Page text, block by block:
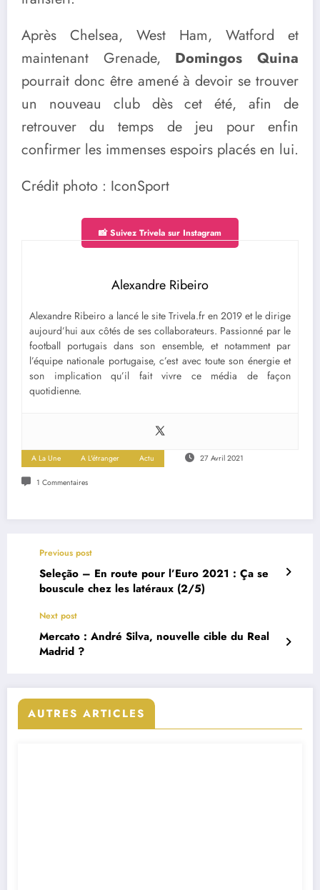
Après Chelsea, West Ham, Watford et
maintenant Grenade, Domingos Quina
pourrait donc être amené à devoir se trouver
un nouveau club dès cet été, afin de
retrouver du temps de jeu pour enfin
confirmer les immenses espoirs placés en lui.
Crédit photo : IconSport
📸 Suivez Trivela sur Instagram
Alexandre Ribeiro
Alexandre Ribeiro a lancé le site Trivela.fr en 2019 et le dirige
aujourd’hui aux côtés de ses collaborateurs. Passionné par le
football portugais dans son ensemble, et notamment par
l’équipe nationale portugaise, c’est avec toute son énergie et
son implication qu’il fait vivre ce média de façon
quotidienne.
A La Une A L'étranger Actu 27 Avril 2021
1 Commentaires
Previous post
Seleção – En route pour l’Euro 2021 : Ça se
bouscule chez les latéraux (2/5)
Next post
Mercato : André Silva, nouvelle cible du Real
Madrid ?
AUTRES ARTICLES